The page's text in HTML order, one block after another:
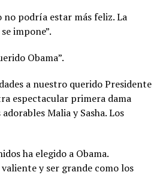
no podría estar más feliz. La
impone”.
Obama”.
a nuestro querido Presidente
espectacular primera dama
Malia y Sasha. Los
ha elegido a Obama.
y ser grande como los